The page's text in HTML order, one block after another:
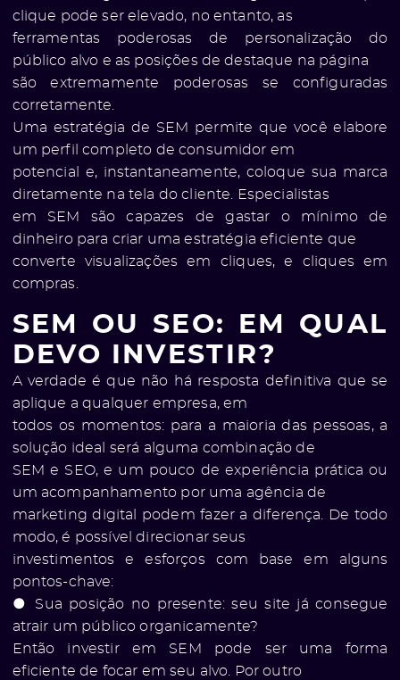
clique pode ser elevado, no entanto, as
ferramentas poderosas de personalização do
público alvo e as posições de destaque na página
são extremamente poderosas se configuradas
corretamente.
Uma estratégia de SEM permite que você elabore
um perfil completo de consumidor em
potencial e, instantaneamente, coloque sua marca
diretamente na tela do cliente. Especialistas
em SEM são capazes de gastar o mínimo de
dinheiro para criar uma estratégia eficiente que
converte visualizações em cliques, e cliques em
compras.
SEM OU SEO: EM QUAL
DEVO INVESTIR?
A verdade é que não há resposta definitiva que se
aplique a qualquer empresa, em
todos os momentos: para a maioria das pessoas, a
solução ideal será alguma combinação de
SEM e SEO, e um pouco de experiência prática ou
um acompanhamento por uma agência de
marketing digital podem fazer a diferença. De todo
modo, é possível direcionar seus
investimentos e esforços com base em alguns
pontos-chave:
● Sua posição no presente: seu site já consegue
atrair um público organicamente?
Então investir em SEM pode ser uma forma
eficiente de focar em seu alvo. Por outro